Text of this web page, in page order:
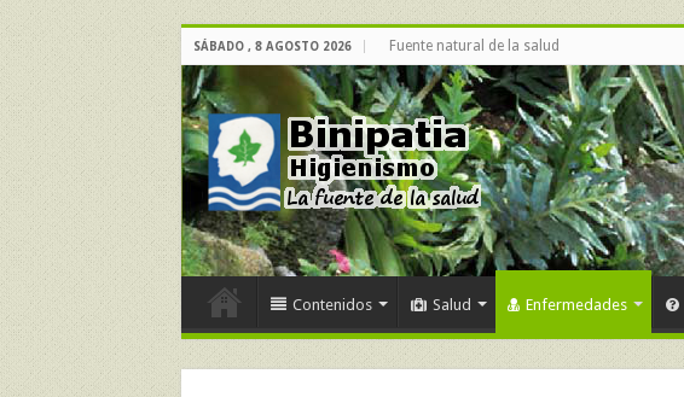
SÁBADO , 8 AGOSTO 2026 Fuente natural de la salud
Contenidos Salud Enfermedades